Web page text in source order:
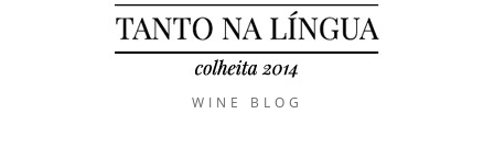
WINE BLOG